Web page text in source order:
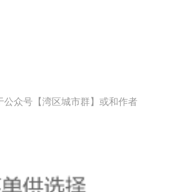
众号【湾区城市群】或和作者